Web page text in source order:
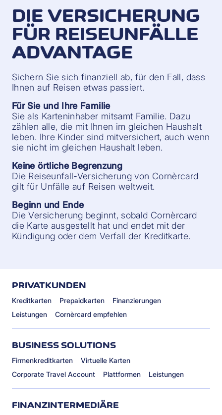
DIE VERSICHERUNG
FÜR REISEUNFÄLLE
ADVANTAGE
Sichern Sie sich finanziell ab, für den Fall, dass
Ihnen auf Reisen etwas passiert.
Für Sie und Ihre Familie
Sie als Karteninhaber mitsamt Familie. Dazu
zählen alle, die mit Ihnen im gleichen Haushalt
leben. Ihre Kinder sind mitversichert, auch wenn
sie nicht im gleichen Haushalt leben.
Keine örtliche Begrenzung
Die Reiseunfall-Versicherung von Cornèrcard
gilt für Unfälle auf Reisen weltweit.
Beginn und Ende
Die Versicherung beginnt, sobald Cornèrcard
die Karte ausgestellt hat und endet mit der
Kündigung oder dem Verfall der Kreditkarte.
PRIVATKUNDEN
Kreditkarten Prepaidkarten
Finanzierungen
Leistungen
Cornèrcard empfehlen
BUSINESS SOLUTIONS
Firmenkreditkarten
Virtuelle Karten
Corporate Travel Account
Plattformen Leistungen
FINANZINTERMEDIÄRE